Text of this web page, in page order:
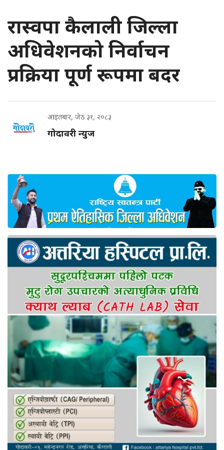
रास्वपा कैलाली जिल्ला
अधिवेशनको निर्वाचन
प्रक्रिया पूर्ण रूपमा बदर
आइतबार, जेठ ३१, २०८३
गोदावरी न्युज